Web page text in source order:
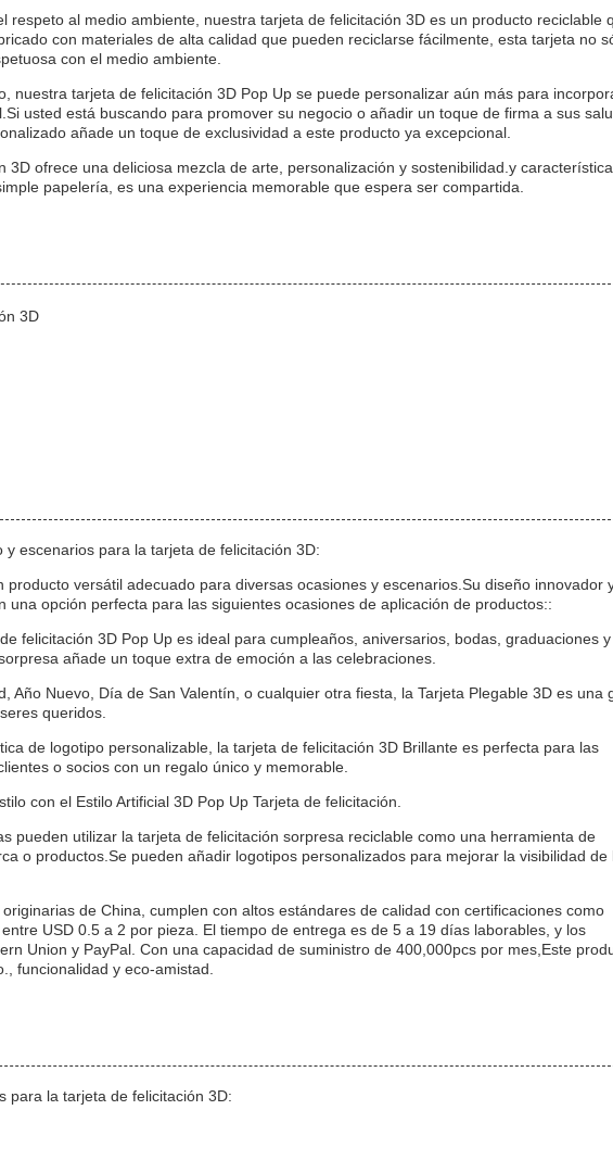
respeto al medio ambiente, nuestra tarjeta de felicitación 3D es un producto reciclable
con materiales de alta calidad que pueden reciclarse fácilmente, esta tarjeta no
con el medio ambiente.
nuestra tarjeta de felicitación 3D Pop Up se puede personalizar aún más para
usted está buscando para promover su negocio o añadir un toque de firma a sus
añade un toque de exclusividad a este producto ya excepcional.
3D ofrece una deliciosa mezcla de arte, personalización y sostenibilidad.y
papelería, es una experiencia memorable que espera ser compartida.
3D
escenarios para la tarjeta de felicitación 3D:
versátil adecuado para diversas ocasiones y escenarios.Su diseño innovador
una opción perfecta para las siguientes ocasiones de aplicación de productos::
felicitación 3D Pop Up es ideal para cumpleaños, aniversarios, bodas, graduaciones y
añade un toque extra de emoción a las celebraciones.
Año Nuevo, Día de San Valentín, o cualquier otra fiesta, la Tarjeta Plegable 3D es una
queridos.
de logotipo personalizable, la tarjeta de felicitación 3D Brillante es perfecta para las
o socios con un regalo único y memorable.
con el Estilo Artificial 3D Pop Up Tarjeta de felicitación.
pueden utilizar la tarjeta de felicitación sorpresa reciclable como una herramienta de
o productos.Se pueden añadir logotipos personalizados para mejorar la visibilidad de
de China, cumplen con altos estándares de calidad con certificaciones como
USD 0.5 a 2 por pieza. El tiempo de entrega es de 5 a 19 días laborables, y los
Union y PayPal. Con una capacidad de suministro de 400,000pcs por mes,Este
funcionalidad y eco-amistad.
para la tarjeta de felicitación 3D: